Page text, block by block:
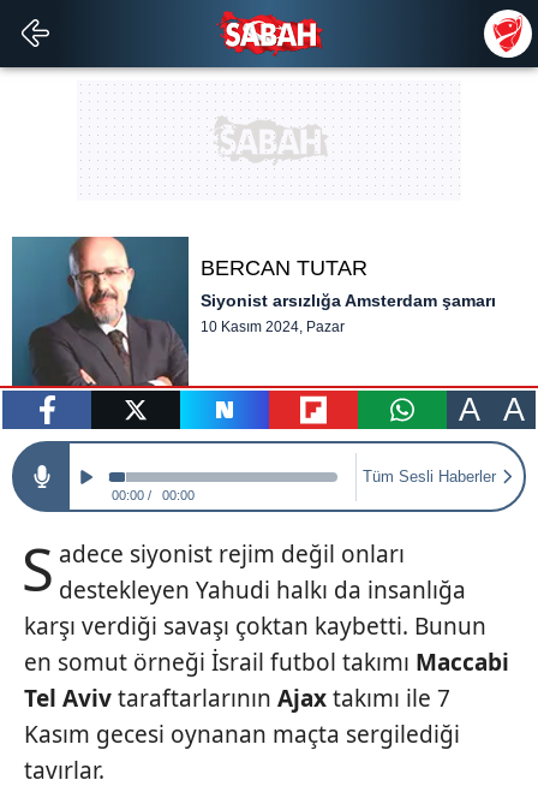
BERCAN TUTAR
Siyonist arsızlığa Amsterdam şamarı
10 Kasım 2024, Pazar
paylaş tweetle paylaş paylaş paylaş
A A
00:00 00:00
Tüm Sesli Haberler
S adece siyonist rejim değil onları
destekleyen Yahudi halkı da insanlığa
karşı verdiği savaşı çoktan kaybetti. Bunun
en somut örneği İsrail futbol takımı Maccabi
Tel Avivtaraftarlarının Ajaxtakımı ile 7
Kasım gecesi oynanan maçta sergilediği
tavırlar.